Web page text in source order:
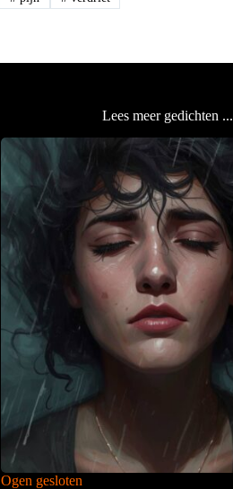
Lees meer gedichten ...
Ogen gesloten